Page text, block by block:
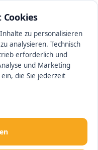
zu personalisieren
analysieren. Technisch
erforderlich und
und Marketing
die Sie jederzeit